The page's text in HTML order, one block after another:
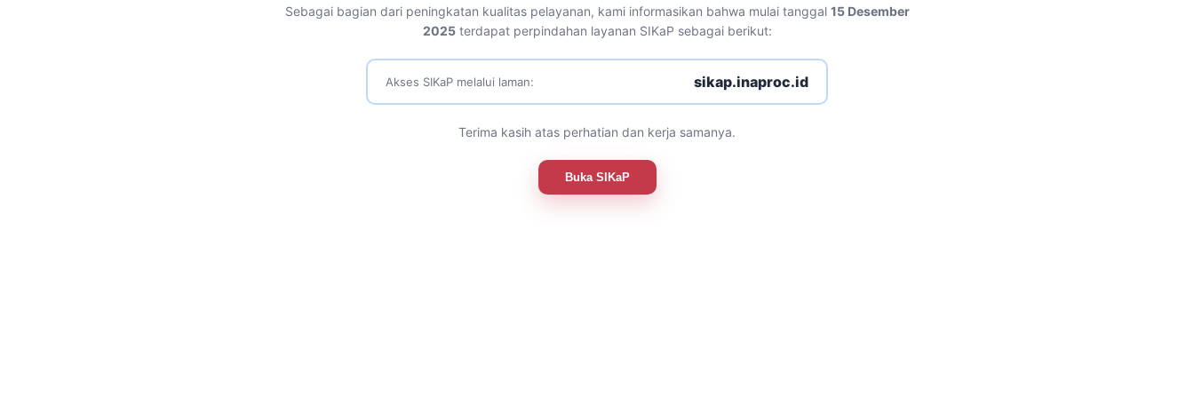
Sebagai bagian dari peningkatan kualitas pelayanan, kami informasikan bahwa mulai tanggal 15 Desember
2025terdapat perpindahan layanan SIKaP sebagai berikut:
Akses SIKaP melalui laman: sikap.inaproc.id
Terima kasih atas perhatian dan kerja samanya.
Buka SIKaP